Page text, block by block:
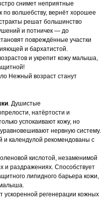
снимет неприятные
по волшебству, вернёт хорошее
решат большинство
и потничек — до
повреждённые участки
и бархатистой.
и укрепит кожу малыша,
Нежный возраст станут
. Душистые
натёртости и
успокаивают кожу, но
нервную систему.
и календулой рекомендованы с
кислотой, незаменимой
и раздражениях. Способствует
липидного барьера кожи,
ускоренной регенерации кожных